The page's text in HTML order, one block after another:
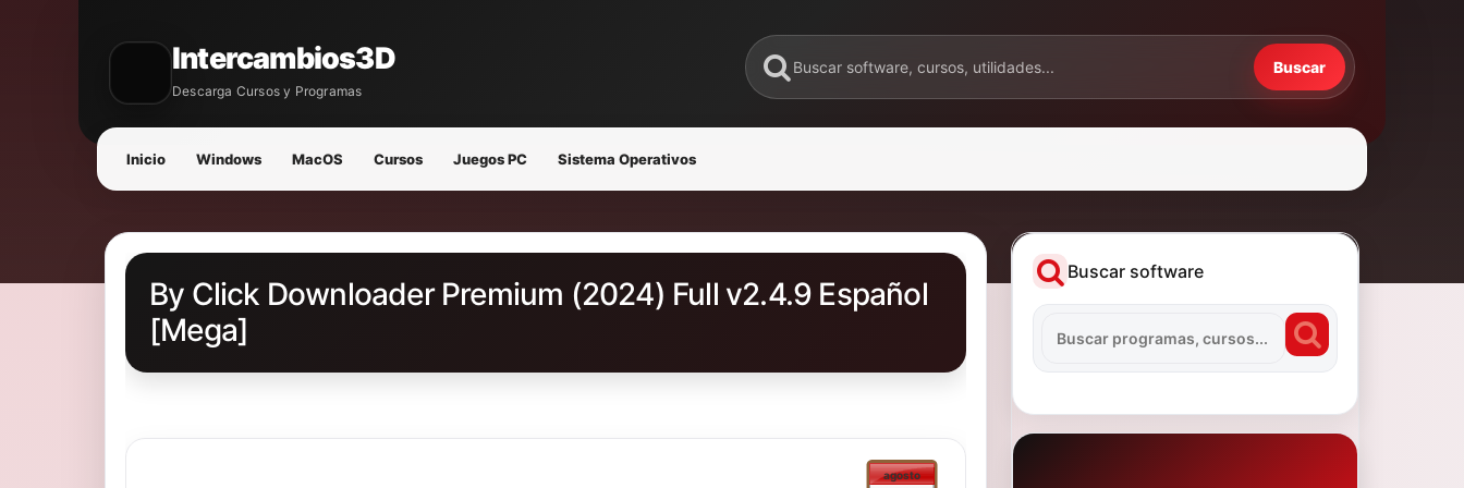
Intercambios3D
Descarga Cursos y Programas
Buscar
Inicio Windows MacOS Cursos Juegos PC Sistema Operativos
By Click Downloader Premium (2024) Full v2.4.9 Español
[Mega]
agosto
Buscar software